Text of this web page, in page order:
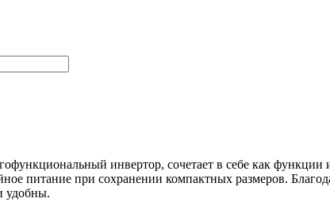
инвертор, сочетает в себе как функции
питание при сохранении компактных размеров.
удобны.